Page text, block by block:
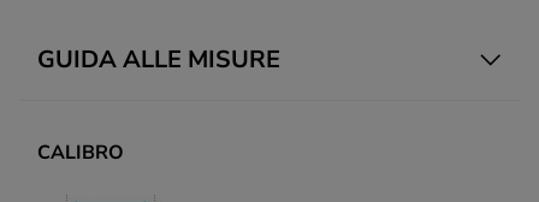
GUIDA ALLE MISURE
CALIBRO